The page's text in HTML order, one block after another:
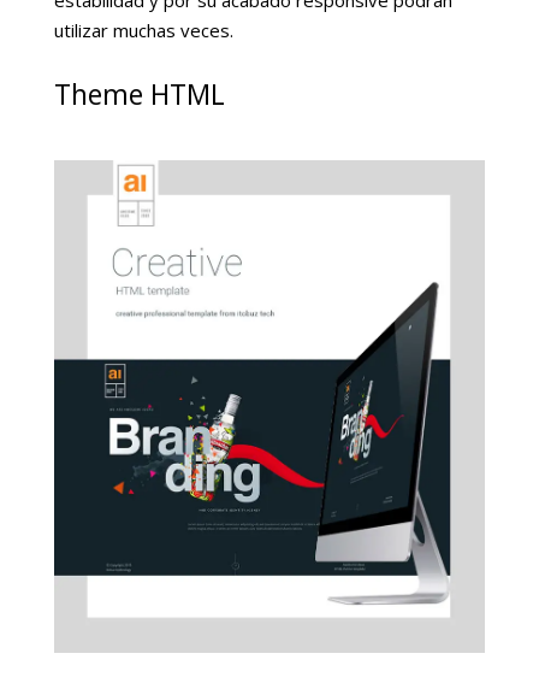
utilizar muchas veces.
Theme HTML